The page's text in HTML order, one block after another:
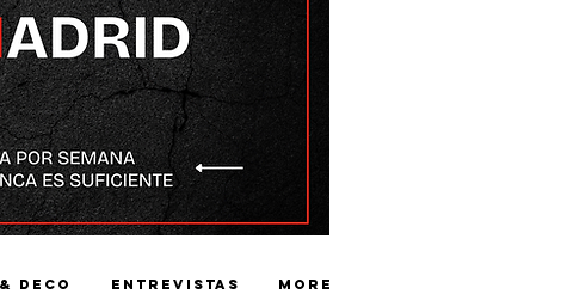
Deco Entrevistas More